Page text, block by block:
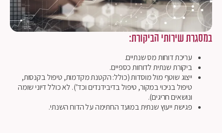
במסגרת שירותי הביקורת:
עריכת דוחות מס שנתיים.
ביקורת שנתית לדוחות כספיים.
ייצוג שוטף מול מוסדות (כולל: הקטנת מקדמות, טיפול בקנסות,
טיפול בניכוי במקור, טיפול בדיבידנדים וכד’). לא כולל דיוני שומה
ונושאים חריגים).
פגישת ייעוץ שנתית במועד החתימה על הדוח השנתי.